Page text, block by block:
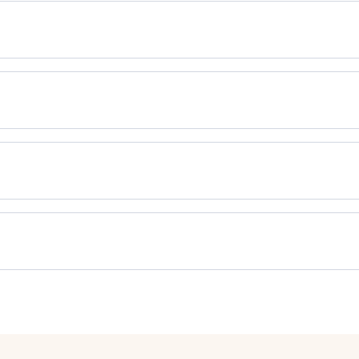
naturą.
energii do działania i pomaga zbudować poczucie
CARBOMER, BENZYL BENZOATE, CITRONELLOL,
na zgięciach łokci lub za uszami. Ciepło ciała
jak osobiste perfumy – używaj go w dowolnym